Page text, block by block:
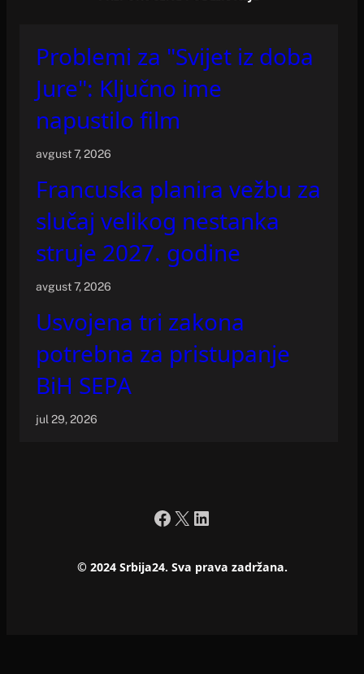
Problemi za "Svijet iz doba
Jure": Ključno ime
napustilo film
avgust 7, 2026
Francuska planira vežbu za
slučaj velikog nestanka
struje 2027. godine
avgust 7, 2026
Usvojena tri zakona
potrebna za pristupanje
BiH SEPA
jul 29, 2026
Facebook
X LinkedIn
© 2024 Srbija24. Sva prava zadržana.